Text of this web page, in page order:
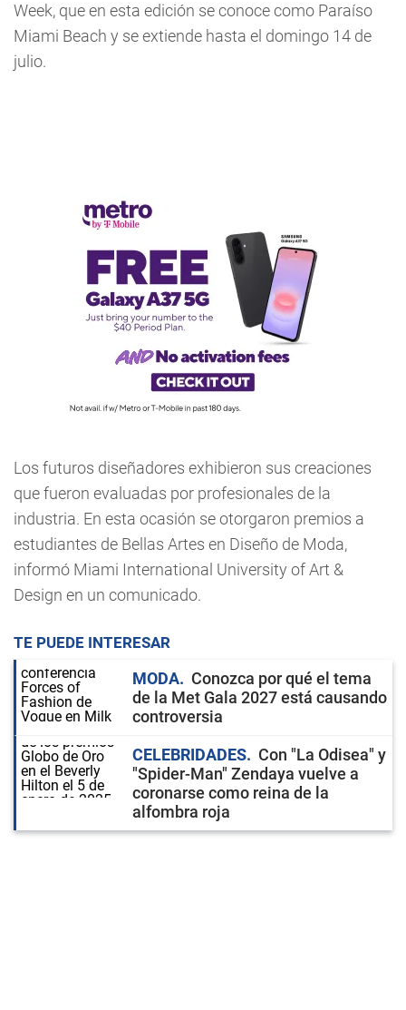
Week, que en esta edición se conoce como Paraíso
Miami Beach y se extiende hasta el domingo 14 de
julio.
Los futuros diseñadores exhibieron sus creaciones
que fueron evaluadas por profesionales de la
industria. En esta ocasión se otorgaron premios a
estudiantes de Bellas Artes en Diseño de Moda,
informó Miami International University of Art &
Design en un comunicado.
TE PUEDE INTERESAR
MODA
Conozca por qué el tema
de la Met Gala 2027 está causando
controversia
CELEBRIDADES
Con "La Odisea" y
"Spider-Man" Zendaya vuelve a
coronarse como reina de la
alfombra roja